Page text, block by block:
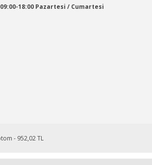
09:00-18:00 Pazartesi / Cumartesi